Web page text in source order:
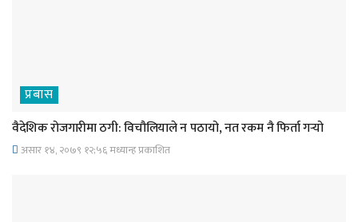
प्रबास
वैदेशिक रोजगारीमा ठगी: विचौलियाले न पठायो, नत रकम नै फिर्ता गर्‍यो
असार १४, २०७९ १२;५६ मध्यान्ह प्रकाशित